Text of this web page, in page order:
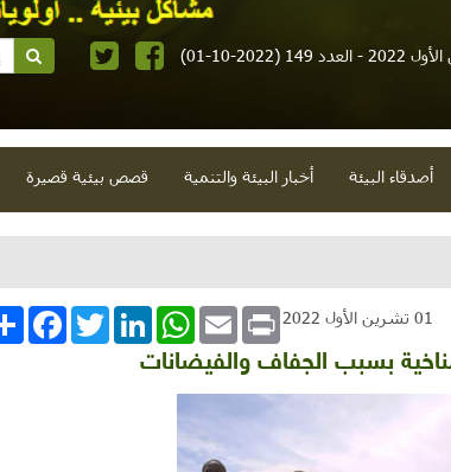
149 (2022-10-01)
أصدقاء البيئة أخبار البيئة والتنمية قصص بيئية قصيرة
انشر
FacebookTwitterLinkedInWhatsApp Email Print 01 تشرين الأول 2022
بسبب الجفاف والفيضانات